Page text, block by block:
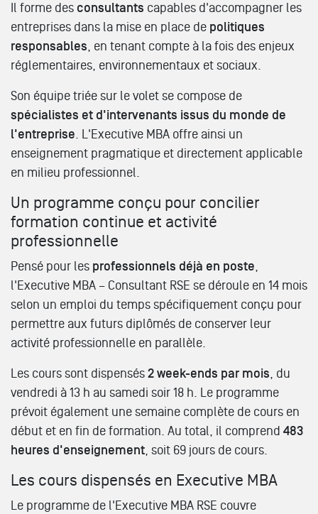
Il forme des consultants capables d'accompagner les
entreprises dans la mise en place de politiques
responsables, en tenant compte à la fois des enjeux
réglementaires, environnementaux et sociaux.
Son équipe triée sur le volet se compose de
spécialistes et d'intervenants issus du monde de
l'entreprise. L'Executive MBA offre ainsi un
enseignement pragmatique et directement applicable
en milieu professionnel.
Un programme conçu pour concilier
formation continue et activité
professionnelle
Pensé pour les professionnels déjà en poste,
l'Executive MBA – Consultant RSE se déroule en 14 mois
selon un emploi du temps spécifiquement conçu pour
permettre aux futurs diplômés de conserver leur
activité professionnelle en parallèle.
Les cours sont dispensés 2 week-ends par mois, du
vendredi à 13 h au samedi soir 18 h. Le programme
prévoit également une semaine complète de cours en
début et en fin de formation. Au total, il comprend 483
heures d'enseignement, soit 69 jours de cours.
Les cours dispensés en Executive MBA
Le programme de l'Executive MBA RSE couvre